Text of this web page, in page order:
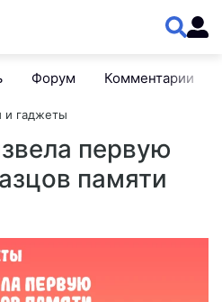
Форум Комментарии
и гаджеты
первую
памяти